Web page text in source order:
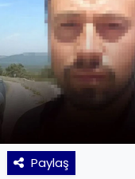
Paylaş
POLİTİKA
SAĞLIK
SPOR